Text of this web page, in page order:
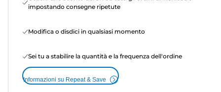
impostando consegne ripetute
Modifica o disdici in qualsiasi momento
Sei tu a stabilire la quantità e la frequenza dell'ordine
Informazioni su Repeat & Save